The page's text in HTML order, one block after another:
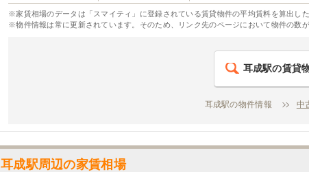
※家賃相場のデータは「スマイティ」に登録されている賃貸物件の平均賃料を算出し
※物件情報は常に更新されています。そのため、リンク先のページにおいて物件の数
耳成駅の賃貸
耳成駅の物件情報 中
耳成駅周辺の家賃相場